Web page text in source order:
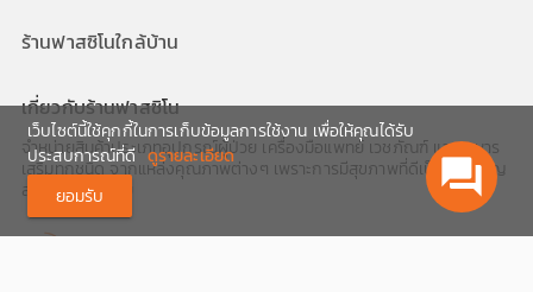
ร้านฟาสซิโนใกล้บ้าน
เกี่ยวกับร้านฟาสซิโน
จำหน่ายสินค้าประเภทอุปกรณ์ผู้ป่วย เครื่องมือแพทย์ เวชภัณฑ์ และอาหาร
เสริมทุกชนิด จากแหล่งคุณภาพต่างๆ เพราะการมีสุขภาพที่ดีเป็นสิ่งสำคัญ
สำหรับทุกช่วงวัย
question_answer
เว็บไซต์นี้ใช้คุกกี้ในการเก็บข้อมูลการใช้งาน เพื่อให้คุณได้รับ
ประสบการณ์ที่ดี ดูรายละเอียด
ยอมรับ